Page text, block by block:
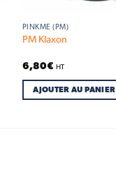
PINKME (PM)
PM Klaxon
6,80€ HT
AJOUTER AU PANIER